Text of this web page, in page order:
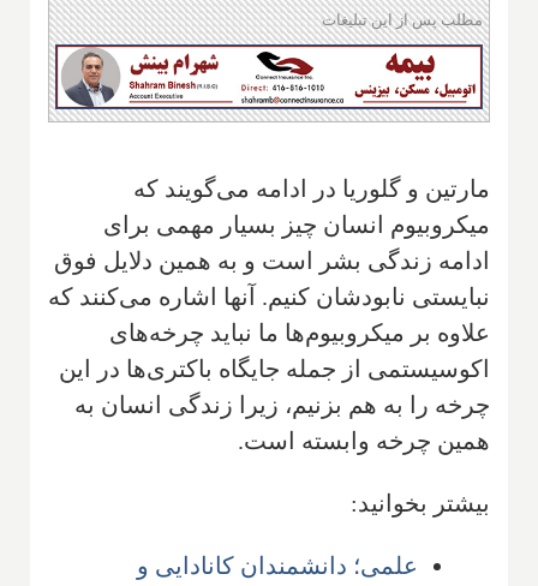
مطلب پس از این تبلیغات
مارتین و گلوریا در ادامه می‌گویند که
میکروبیوم انسان چیز بسیار مهمی برای
ادامه زندگی بشر است و به همین دلایل فوق
نبایستی نابودشان کنیم. آنها اشاره می‌کنند که
علاوه بر میکروبیوم‌ها ما نباید چرخه‌های
اکوسیستمی از جمله جایگاه باکتری‌ها در این
چرخه را به هم بزنیم، زیرا زندگی انسان به
همین چرخه وابسته است.
بیشتر بخوانید:
علمی؛ دانشمندان کانادایی و